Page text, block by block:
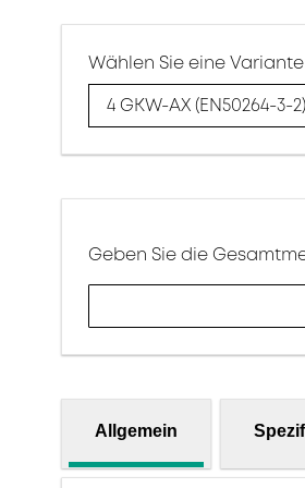
Wählen Sie eine
4 GKW-AX (EN50264-3-
Geben Sie die
Allgemein